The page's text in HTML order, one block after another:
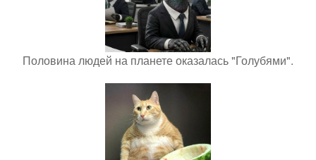
Половина людей на планете оказалась "Голубями".